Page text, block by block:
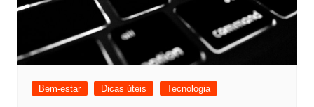
Bem-estar Dicas úteis Tecnologia